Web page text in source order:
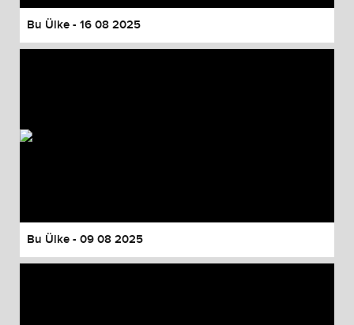
Bu Ülke - 16 08 2025
Bu Ülke - 09 08 2025